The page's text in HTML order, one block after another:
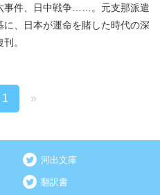
事件、日中戦争……。元支那派遣
、日本が運命を賭した時代の深
。
1 »
河出文庫
翻訳書